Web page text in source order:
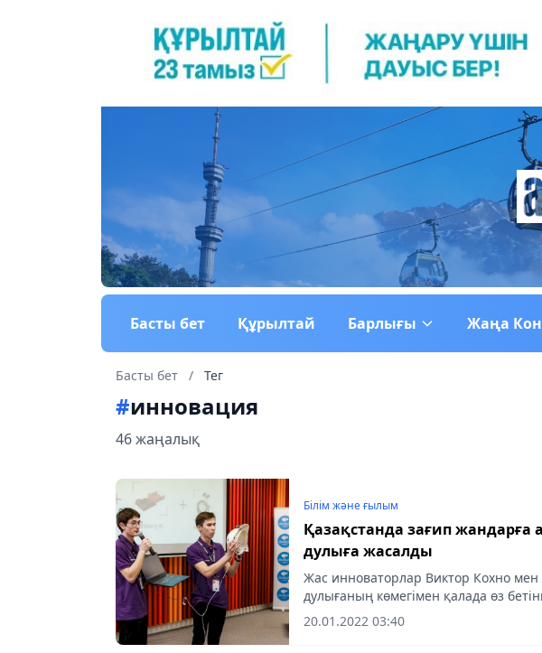
Басты бет Құрылтай Барлығы Жаңа
Басты бет / Тег
#инновация
46 жаңалық
Білім және ғылым
Қазақстанда зағип
дулыға жасалды
Жас инноваторлар Виктор Кохно
дулығаның көмегімен қалада өз
болады, осылайша зағип адамдардың
жеңілдейді...
20.01.2022 03:40